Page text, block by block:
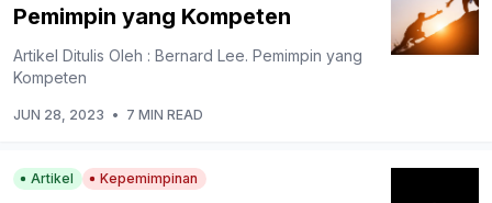
Pemimpin yang Kompeten
Artikel Ditulis Oleh : Bernard Lee. Pemimpin yang
Kompeten
JUN 28, 2023 • 7 MIN READ
Artikel Kepemimpinan